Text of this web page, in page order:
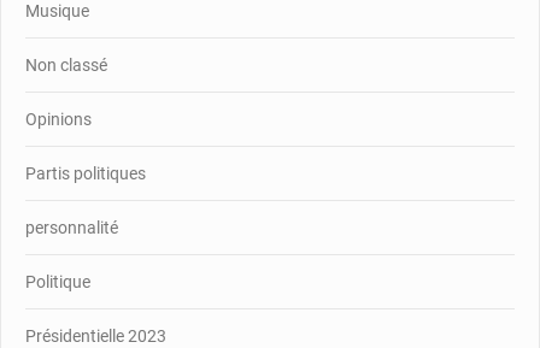
Musique
Non classé
Opinions
Partis politiques
personnalité
Politique
Présidentielle 2023